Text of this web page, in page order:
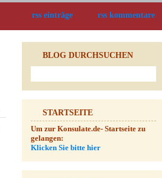
rss einträge rss kommentare
BLOG DURCHSUCHEN
STARTSEITE
Um zur Konsulate.de- Startseite zu
gelangen:
Klicken Sie bitte hier